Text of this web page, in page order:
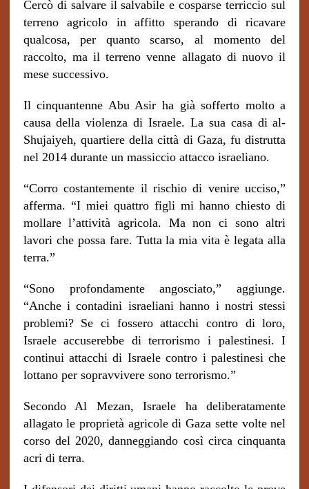
Cercò di salvare il salvabile e cosparse terriccio sul
terreno agricolo in affitto sperando di ricavare
qualcosa, per quanto scarso, al momento del
raccolto, ma il terreno venne allagato di nuovo il
mese successivo.
Il cinquantenne Abu Asir ha già sofferto molto a
causa della violenza di Israele. La sua casa di al-
Shujaiyeh, quartiere della città di Gaza, fu distrutta
nel 2014 durante un massiccio attacco israeliano.
“Corro costantemente il rischio di venire ucciso,”
afferma. “I miei quattro figli mi hanno chiesto di
mollare l’attività agricola. Ma non ci sono altri
lavori che possa fare. Tutta la mia vita è legata alla
terra.”
“Sono profondamente angosciato,” aggiunge.
“Anche i contadini israeliani hanno i nostri stessi
problemi? Se ci fossero attacchi contro di loro,
Israele accuserebbe di terrorismo i palestinesi. I
continui attacchi di Israele contro i palestinesi che
lottano per sopravvivere sono terrorismo.”
Secondo Al Mezan, Israele ha deliberatamente
allagato le proprietà agricole di Gaza sette volte nel
corso del 2020, danneggiando così circa cinquanta
acri di terra.